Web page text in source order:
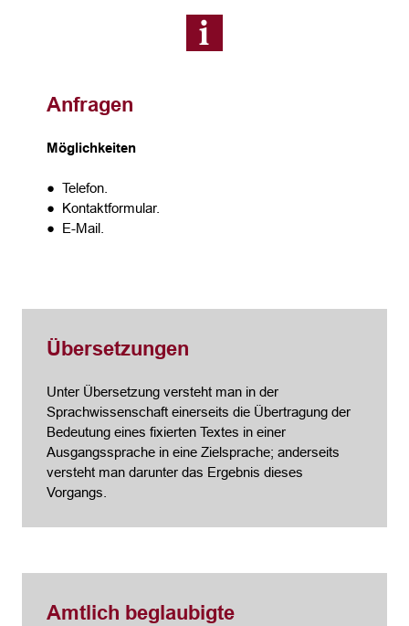
Anfragen
Möglichkeiten
● Telefon.
● Kontaktformular.
● E-Mail.
Übersetzungen
Unter Übersetzung versteht man in der
Sprachwissenschaft einerseits die Übertragung der
Bedeutung eines fixierten Textes in einer
Ausgangssprache in eine Zielsprache; anderseits
versteht man darunter das Ergebnis dieses
Vorgangs.
Amtlich beglaubigte